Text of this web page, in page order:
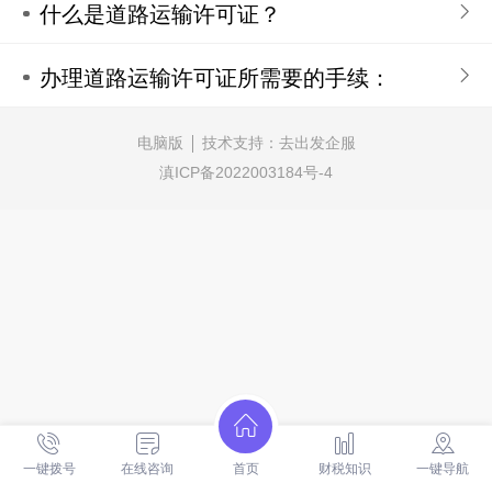
什么是道路运输许可证？
办理道路运输许可证所需要的手续：
电脑版 技术支持： 去出发企服
滇ICP备2022003184号-4
一键拨号 在线咨询 首页 财税知识 一键导航